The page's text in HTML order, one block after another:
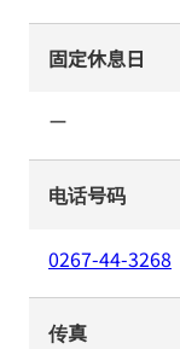
固定休息日
ー
电话号码
0267-44-3268
传真